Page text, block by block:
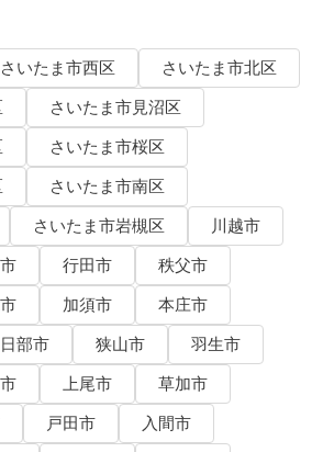
さいたま市西区
さいたま市北区
さいたま市見沼区
さいたま市桜区
さいたま市南区
さいたま市岩槻区
川越市
行田市
秩父市
加須市
本庄市
部市 狭山市
羽生市
上尾市
草加市
戸田市
入間市